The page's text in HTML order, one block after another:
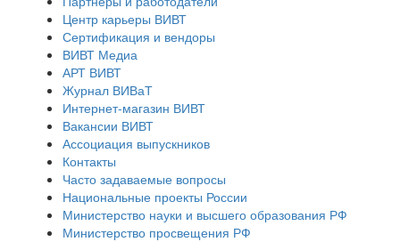
Центр карьеры ВИВТ
Сертификация и вендоры
ВИВТ Медиа
АРТ ВИВТ
Журнал ВИВаТ
Интернет-магазин ВИВТ
Вакансии ВИВТ
Ассоциация выпускников
Контакты
Часто задаваемые вопросы
Национальные проекты России
Министерство науки и высшего образования РФ
Министерство просвещения РФ